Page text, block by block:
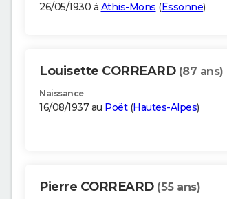
26/05/1930 à Athis-Mons (Essonne)
Louisette CORREARD (87 ans)
Naissance
16/08/1937 au Poët(Hautes-Alpes)
Pierre CORREARD (55 ans)